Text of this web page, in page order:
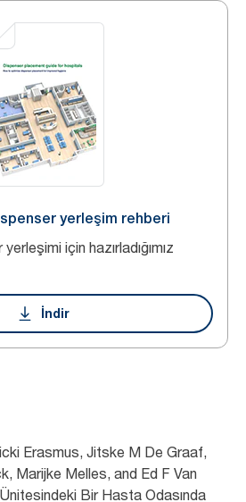
yerleşim rehberi
için hazırladığımız
İndir
Erasmus, Jitske M De Graaf,
Marijke Melles, and Ed F Van
Bir Hasta Odasında